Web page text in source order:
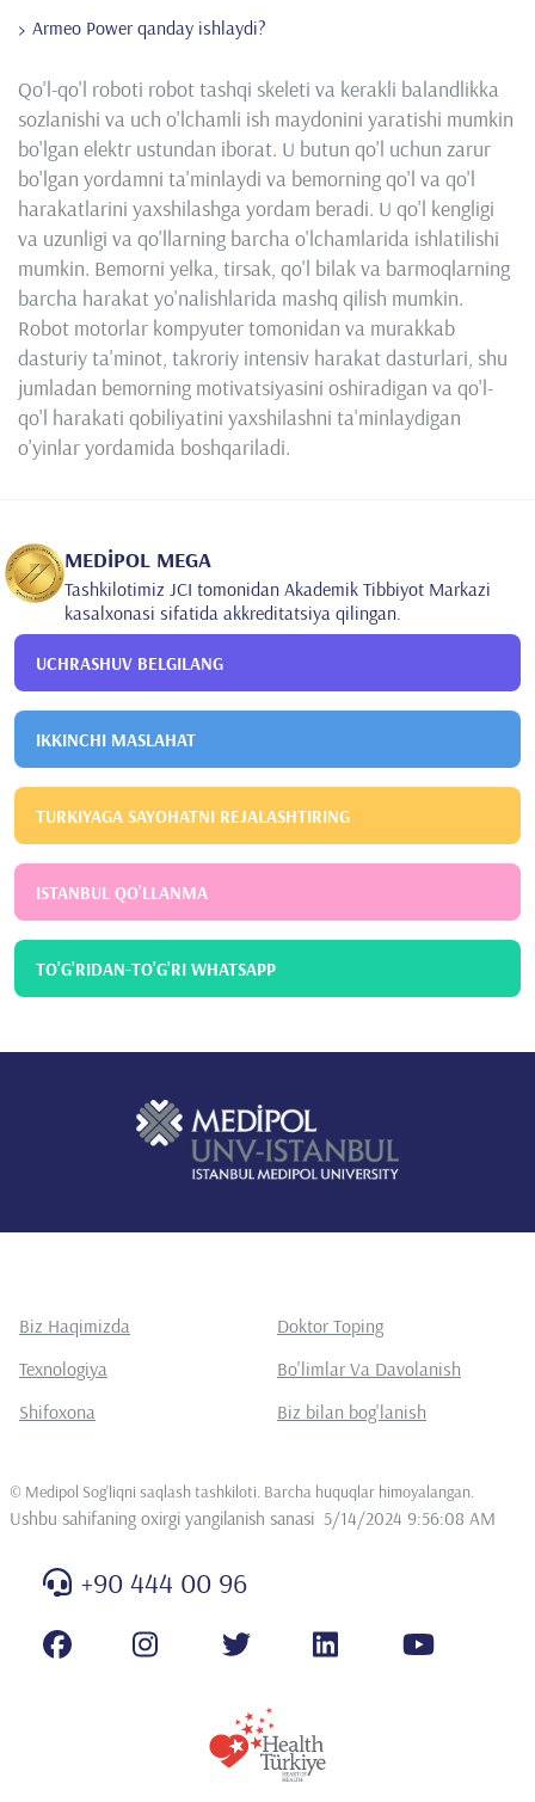
Armeo Power qanday ishlaydi?
Qo'l-qo'l roboti robot tashqi skeleti va kerakli balandlikka
sozlanishi va uch o'lchamli ish maydonini yaratishi mumkin
bo'lgan elektr ustundan iborat. U butun qo'l uchun zarur
bo'lgan yordamni ta'minlaydi va bemorning qo'l va qo'l
harakatlarini yaxshilashga yordam beradi. U qo'l kengligi
va uzunligi va qo'llarning barcha o'lchamlarida ishlatilishi
mumkin. Bemorni yelka, tirsak, qo'l bilak va barmoqlarning
barcha harakat yo'nalishlarida mashq qilish mumkin.
Robot motorlar kompyuter tomonidan va murakkab
dasturiy ta'minot, takroriy intensiv harakat dasturlari, shu
jumladan bemorning motivatsiyasini oshiradigan va qo'l-
qo'l harakati qobiliyatini yaxshilashni ta'minlaydigan
o'yinlar yordamida boshqariladi.
MEDİPOL MEGA
Tashkilotimiz JCI tomonidan Akademik Tibbiyot Markazi
kasalxonasi sifatida akkreditatsiya qilingan.
UCHRASHUV BELGILANG
IKKINCHI MASLAHAT
TURKIYAGA SAYOHATNI REJALASHTIRING
ISTANBUL QO'LLANMA
TO'G'RIDAN-TO'G'RI WHATSAPP
Biz Haqimizda
Doktor Toping
Texnologiya
Bo'limlar Va Davolanish
Shifoxona
Biz bilan bog'lanish
© Medipol Sog'liqni saqlash tashkiloti. Barcha huquqlar himoyalangan.
Ushbu sahifaning oxirgi yangilanish sanasi 5/14/2024 9:56:08 AM
+90 444 00 96